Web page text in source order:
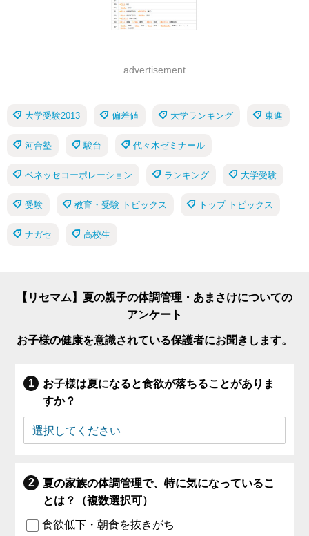
advertisement
大学受験2013 偏差値 大学ランキング 東進
河合塾 駿台 代々木ゼミナール
ベネッセコーポレーション ランキング 大学受験
受験 教育・受験 トピックス トップ トピックス
ナガセ 高校生
【リセマム】夏の親子の体調管理・あまさけについての
アンケート
お子様の健康を意識されている保護者にお聞きします。
お子様は夏になると食欲が落ちることがありま
すか？
夏の家族の体調管理で、特に気になっているこ
とは？（複数選択可）
食欲低下・朝食を抜きがち